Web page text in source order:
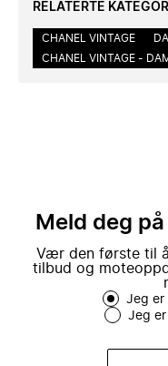
RELATERTE
CHANEL VINTAGE
CHANEL VINTAGE -
Meld deg
Vær den første til
tilbud og
Jeg er
Jeg er